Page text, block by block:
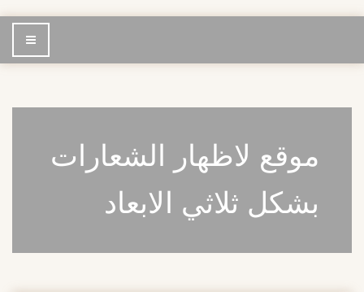
إضغط
للتصفح
موقع لاظهار الشعارات
بشكل ثلاثي الابعاد